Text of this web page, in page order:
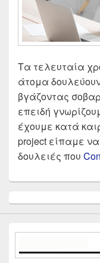
Τα τελευταία
άτομα
βγάζοντας
επειδή
έχουμε κατά
project είπαμε
δουλειές που
Sidebar
Widget